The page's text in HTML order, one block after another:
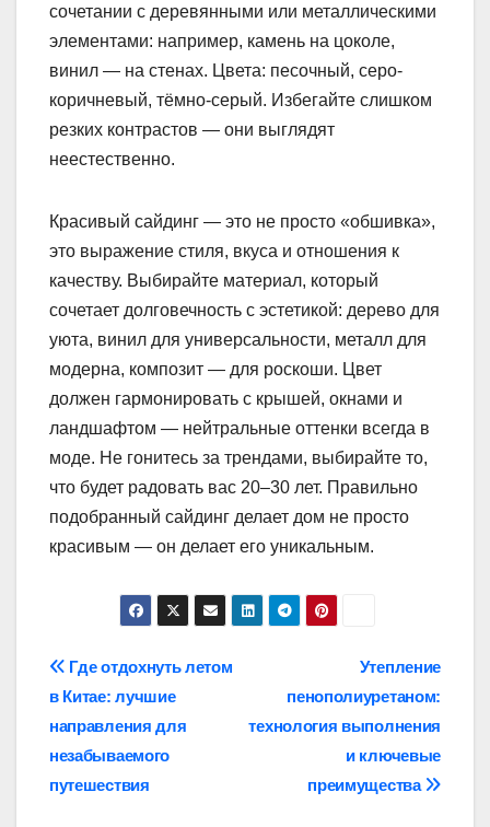
сочетании с деревянными или металлическими
элементами: например, камень на цоколе,
винил — на стенах. Цвета: песочный, серо-
коричневый, тёмно-серый. Избегайте слишком
резких контрастов — они выглядят
неестественно.
Красивый сайдинг — это не просто «обшивка»,
это выражение стиля, вкуса и отношения к
качеству. Выбирайте материал, который
сочетает долговечность с эстетикой: дерево для
уюта, винил для универсальности, металл для
модерна, композит — для роскоши. Цвет
должен гармонировать с крышей, окнами и
ландшафтом — нейтральные оттенки всегда в
моде. Не гонитесь за трендами, выбирайте то,
что будет радовать вас 20–30 лет. Правильно
подобранный сайдинг делает дом не просто
красивым — он делает его уникальным.
Навигация
по
записям
Утепление
пенополиуретаном:
технология выполнения
и ключевые
преимущества
Где отдохнуть летом
в Китае: лучшие
направления для
незабываемого
путешествия